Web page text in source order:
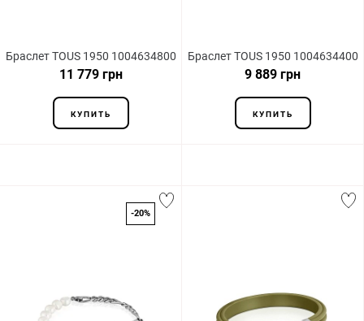
Браслет TOUS 1950 1004634800
11 779 грн
КУПИТЬ
Браслет TOUS 1950 1004634400
9 889 грн
КУПИТЬ
-20%